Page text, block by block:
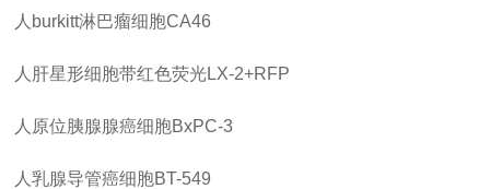
人 burkitt淋巴瘤细胞CA46
人肝星形细胞带红色荧光LX-2+RFP
人原位胰腺腺癌细胞BxPC-3
人乳腺导管癌细胞BT-549